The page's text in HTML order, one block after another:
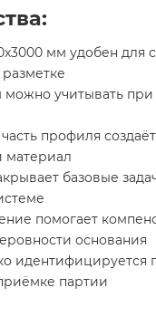
мм удобен для
можно учитывать при
профиля
материал
базовые
помогает
основания
идентифицируется
партии